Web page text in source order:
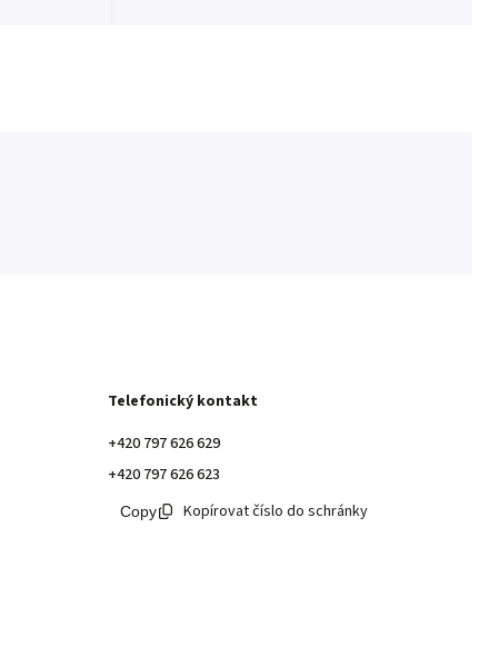
Telefonický kontakt
+420 797 626 629
+420 797 626 623
Kopírovat číslo do schránky